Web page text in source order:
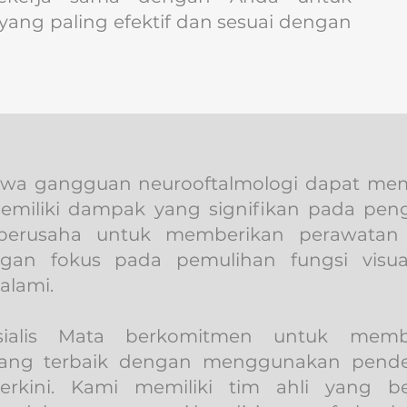
paling efektif dan sesuai dengan
gangguan neurooftalmologi dapat
dampak yang signifikan pada
untuk memberikan
fokus pada pemulihan fungsi
Mata berkomitmen untuk
terbaik dengan menggunakan
Kami memiliki tim ahli yang